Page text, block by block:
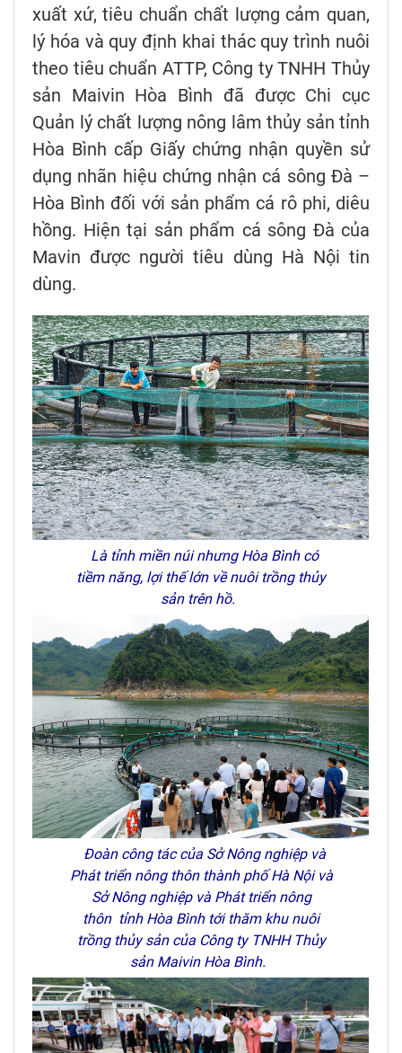
xuất xứ, tiêu chuẩn chất lượng cảm quan,
lý hóa và quy định khai thác quy trình nuôi
theo tiêu chuẩn ATTP, Công ty TNHH Thủy
sản Maivin Hòa Bình đã được Chi cục
Quản lý chất lượng nông lâm thủy sản tỉnh
Hòa Bình cấp Giấy chứng nhận quyền sử
dụng nhãn hiệu chứng nhận cá sông Đà –
Hòa Bình đối với sản phẩm cá rô phi, diêu
hồng. Hiện tại sản phẩm cá sông Đà của
Mavin được người tiêu dùng Hà Nội tin
dùng.
Là tỉnh miền núi nhưng Hòa Bình có
tiềm năng, lợi thế lớn về nuôi trồng thủy
sản trên hồ.
Đoàn công tác của Sở Nông nghiệp và
Phát triển nông thôn thành phố Hà Nộivà
Sở Nông nghiệp và Phát triển nông
thôn tỉnh Hòa Bìnhtới thăm khu nuôi
trồng thủy sản của Công ty TNHH Thủy
sản Maivin Hòa Bình.